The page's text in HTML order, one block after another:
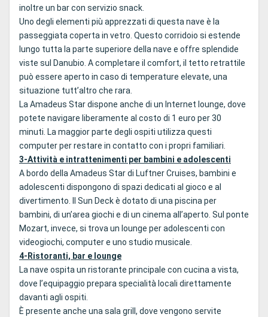
inoltre un bar con servizio snack.
Uno degli elementi più apprezzati di questa nave è la
passeggiata coperta in vetro. Questo corridoio si estende
lungo tutta la parte superiore della nave e offre splendide
viste sul Danubio. A completare il comfort, il tetto retrattile
può essere aperto in caso di temperature elevate, una
situazione tutt’altro che rara.
La Amadeus Star dispone anche di un Internet lounge, dove
potete navigare liberamente al costo di 1 euro per 30
minuti. La maggior parte degli ospiti utilizza questi
computer per restare in contatto con i propri familiari.
3-Attività e intrattenimenti per bambini e adolescenti
A bordo della Amadeus Star di Luftner Cruises, bambini e
adolescenti dispongono di spazi dedicati al gioco e al
divertimento. Il Sun Deck è dotato di una piscina per
bambini, di un’area giochi e di un cinema all’aperto. Sul ponte
Mozart, invece, si trova un lounge per adolescenti con
videogiochi, computer e uno studio musicale.
4-Ristoranti, bar e lounge
La nave ospita un ristorante principale con cucina a vista,
dove l’equipaggio prepara specialità locali direttamente
davanti agli ospiti.
È presente anche una sala grill, dove vengono servite